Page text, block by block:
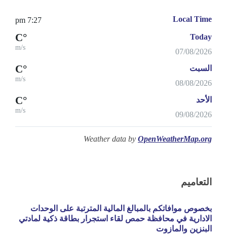
Local Time
7:27 pm
Today
07/08/2026
°C
m/s
السبت
08/08/2026
°C
m/s
الأحد
09/08/2026
°C
m/s
Weather data by OpenWeatherMap.org
التعاميم
بخصوص موافاتكم بالمبالغ المالية المترتبة على الوحدات
الادارية في محافظة حمص لقاء استجرار بطاقة ذكية لمادتي
البنزين والمازوت